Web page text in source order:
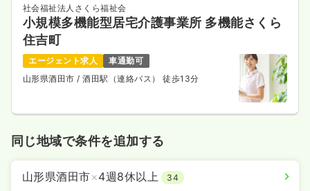
社会福祉法人さくら福祉会
小規模多機能型居宅介護事業所 多機能さくら
住吉町
エージェント求人
車通勤可
山形県酒田市/ 酒田駅（連絡バス） 徒歩13分
同じ地域で条件を追加する
山形県酒田市×4週8休以上 34